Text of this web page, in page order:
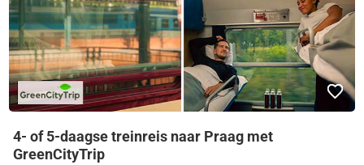
4- of 5-daagse treinreis naar Praag met
GreenCityTrip